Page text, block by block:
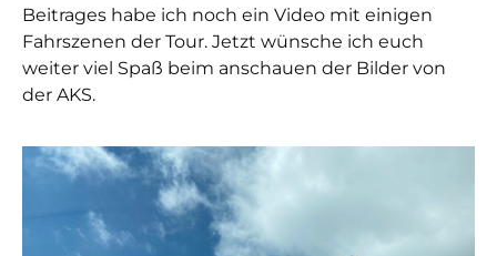
Beitrages habe ich noch ein Video mit einigen
Fahrszenen der Tour. Jetzt wünsche ich euch
weiter viel Spaß beim anschauen der Bilder von
der AKS.